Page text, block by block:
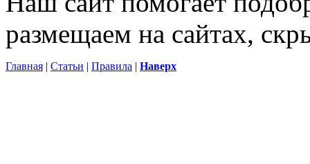
размещаем на сайтах,
Главная | Статьи | Правила | Наверх